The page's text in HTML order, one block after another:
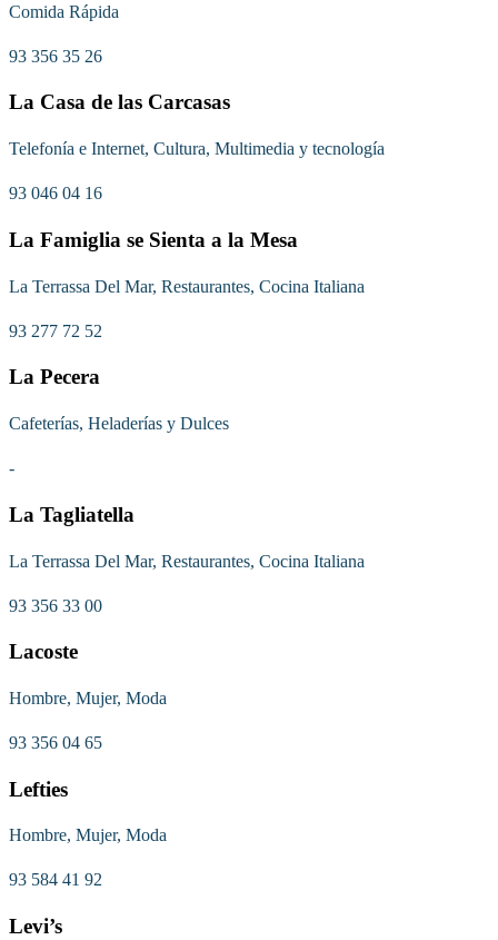
Comida Rápida
93 356 35 26
La Casa de las Carcasas
Telefonía e Internet, Cultura, Multimedia y tecnología
93 046 04 16
La Famiglia se Sienta a la Mesa
La Terrassa Del Mar, Restaurantes, Cocina Italiana
93 277 72 52
La Pecera
Cafeterías, Heladerías y Dulces
-
La Tagliatella
La Terrassa Del Mar, Restaurantes, Cocina Italiana
93 356 33 00
Lacoste
Hombre, Mujer, Moda
93 356 04 65
Lefties
Hombre, Mujer, Moda
93 584 41 92
Levi’s